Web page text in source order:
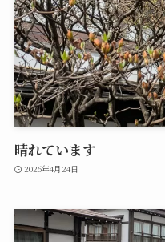
晴れています
2026年4月24日